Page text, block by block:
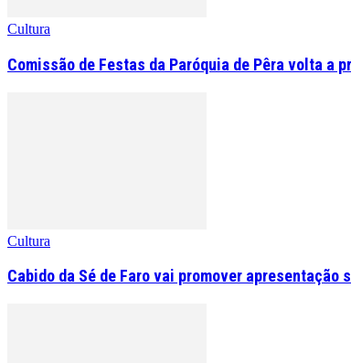
Cultura
Comissão de Festas da Paróquia de Pêra volta a
Cultura
Cabido da Sé de Faro vai promover apresentação